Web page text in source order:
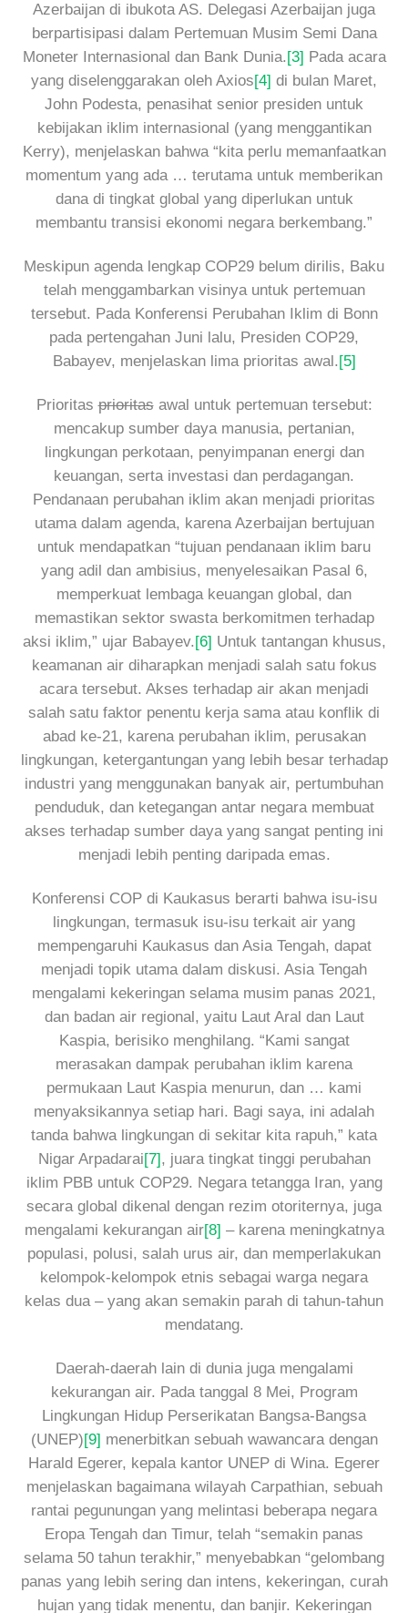
Azerbaijan di ibukota AS. Delegasi Azerbaijan juga
berpartisipasi dalam Pertemuan Musim Semi Dana
Moneter Internasional dan Bank Dunia.[3] Pada acara
yang diselenggarakan oleh Axios[4] di bulan Maret,
John Podesta, penasihat senior presiden untuk
kebijakan iklim internasional (yang menggantikan
Kerry), menjelaskan bahwa “kita perlu memanfaatkan
momentum yang ada … terutama untuk memberikan
dana di tingkat global yang diperlukan untuk
membantu transisi ekonomi negara berkembang.”
Meskipun agenda lengkap COP29 belum dirilis, Baku
telah menggambarkan visinya untuk pertemuan
tersebut. Pada Konferensi Perubahan Iklim di Bonn
pada pertengahan Juni lalu, Presiden COP29,
Babayev, menjelaskan lima prioritas awal.[5]
Prioritasprioritasawal untuk pertemuan tersebut:
mencakup sumber daya manusia, pertanian,
lingkungan perkotaan, penyimpanan energi dan
keuangan, serta investasi dan perdagangan.
Pendanaan perubahan iklim akan menjadi prioritas
utama dalam agenda, karena Azerbaijan bertujuan
untuk mendapatkan “tujuan pendanaan iklim baru
yang adil dan ambisius, menyelesaikan Pasal 6,
memperkuat lembaga keuangan global, dan
memastikan sektor swasta berkomitmen terhadap
aksi iklim,” ujar Babayev. [6] Untuk tantangan khusus,
keamanan air diharapkan menjadi salah satu fokus
acara tersebut. Akses terhadap air akan menjadi
salah satu faktor penentu kerja sama atau konflik di
abad ke-21, karena perubahan iklim, perusakan
lingkungan, ketergantungan yang lebih besar terhadap
industri yang menggunakan banyak air, pertumbuhan
penduduk, dan ketegangan antar negara membuat
akses terhadap sumber daya yang sangat penting ini
menjadi lebih penting daripada emas.
Konferensi COP di Kaukasus berarti bahwa isu-isu
lingkungan, termasuk isu-isu terkait air yang
mempengaruhi Kaukasus dan Asia Tengah, dapat
menjadi topik utama dalam diskusi. Asia Tengah
mengalami kekeringan selama musim panas 2021,
dan badan air regional, yaitu Laut Aral dan Laut
Kaspia, berisiko menghilang. “Kami sangat
merasakan dampak perubahan iklim karena
permukaan Laut Kaspia menurun, dan … kami
menyaksikannya setiap hari. Bagi saya, ini adalah
tanda bahwa lingkungan di sekitar kita rapuh,” kata
Nigar Arpadarai[7] , juara tingkat tinggi perubahan
iklim PBB untuk COP29. Negara tetangga Iran, yang
secara global dikenal dengan rezim otoriternya, juga
mengalami kekurangan air[8] – karena meningkatnya
populasi, polusi, salah urus air, dan memperlakukan
kelompok-kelompok etnis sebagai warga negara
kelas dua – yang akan semakin parah di tahun-tahun
mendatang.
Daerah-daerah lain di dunia juga mengalami
kekurangan air. Pada tanggal 8 Mei, Program
Lingkungan Hidup Perserikatan Bangsa-Bangsa
(UNEP)[9] menerbitkan sebuah wawancara dengan
Harald Egerer, kepala kantor UNEP di Wina. Egerer
menjelaskan bagaimana wilayah Carpathian, sebuah
rantai pegunungan yang melintasi beberapa negara
Eropa Tengah dan Timur, telah “semakin panas
selama 50 tahun terakhir,” menyebabkan “gelombang
panas yang lebih sering dan intens, kekeringan, curah
hujan yang tidak menentu, dan banjir. Kekeringan